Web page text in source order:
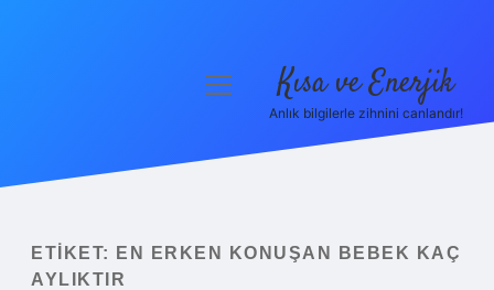
Yasal Uyarı
menüyü
Kısa ve Enerjik
Anlık bilgilerle zihnini canlandır!
ETIKET:
EN ERKEN KONUŞAN BEBEK KAÇ
AYLIKTIR